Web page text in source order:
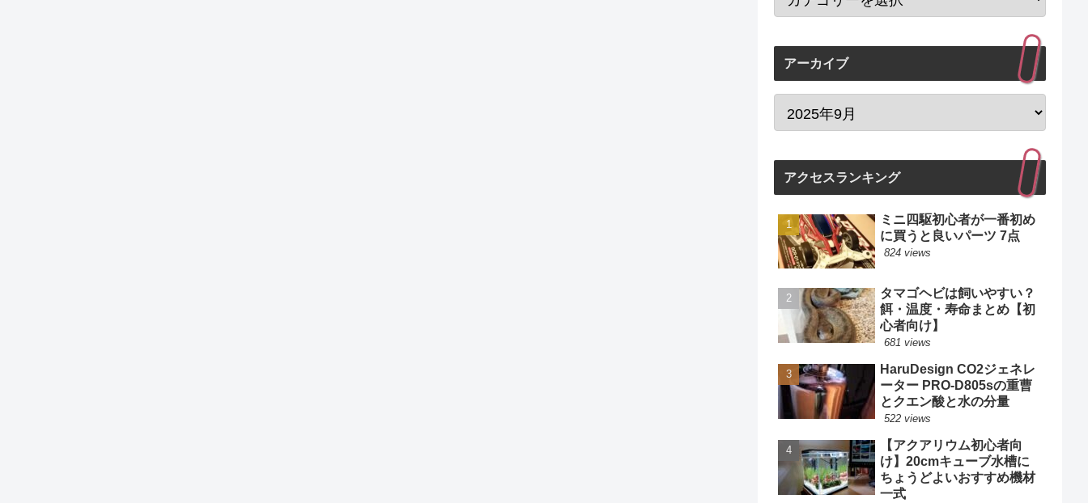
アーカイブ
アクセスランキング
ミニ四駆初心者が一番初め
に買うと良いパーツ 7点
824 views
タマゴヘビは飼いやすい？
餌・温度・寿命まとめ【初
心者向け】
681 views
HaruDesign CO2ジェネレ
ーター PRO-D805sの重曹
とクエン酸と水の分量
522 views
【アクアリウム初心者向
け】20cmキューブ水槽に
ちょうどよいおすすめ機材
一式